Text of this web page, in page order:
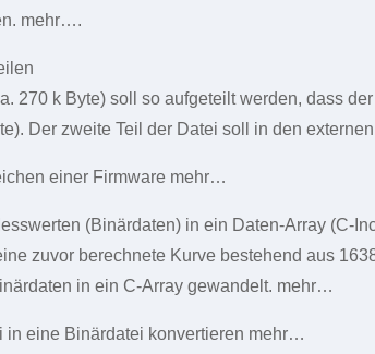
mehr….
270 k Byte) soll so aufgeteilt werden, dass
Der zweite Teil der Datei soll in den
einer Firmware mehr…
(Binärdaten) in ein Daten-Array (C-
zuvor berechnete Kurve bestehend aus
in ein C-Array gewandelt. mehr…
in eine Binärdatei konvertieren mehr…